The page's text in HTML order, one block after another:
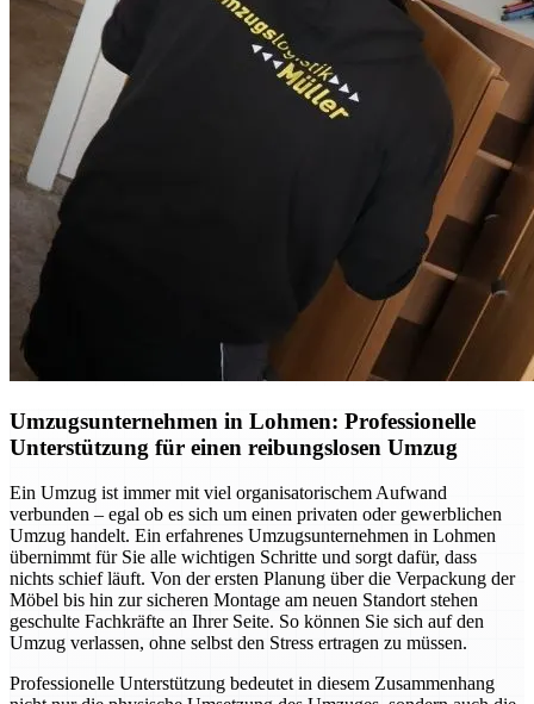
Umzugsunternehmen in Lohmen: Professionelle
Unterstützung für einen reibungslosen Umzug
Ein Umzug ist immer mit viel organisatorischem Aufwand
verbunden – egal ob es sich um einen privaten oder gewerblichen
Umzug handelt. Ein erfahrenes Umzugsunternehmen in Lohmen
übernimmt für Sie alle wichtigen Schritte und sorgt dafür, dass
nichts schief läuft. Von der ersten Planung über die Verpackung der
Möbel bis hin zur sicheren Montage am neuen Standort stehen
geschulte Fachkräfte an Ihrer Seite. So können Sie sich auf den
Umzug verlassen, ohne selbst den Stress ertragen zu müssen.
Professionelle Unterstützung bedeutet in diesem Zusammenhang